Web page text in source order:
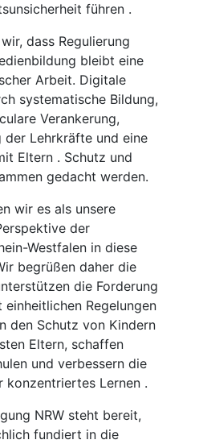
führen .
dass Regulierung
bleibt eine
Arbeit. Digitale
systematische Bildung,
Verankerung,
Lehrkräfte und eine
Eltern . Schutz und
gedacht werden.
wir es als unsere
der
Westfalen in diese
begrüßen daher die
die Forderung
Regelungen
den Schutz von Kindern
Eltern, schaffen
und verbessern die
konzentriertes Lernen .
NRW steht bereit,
fundiert in die